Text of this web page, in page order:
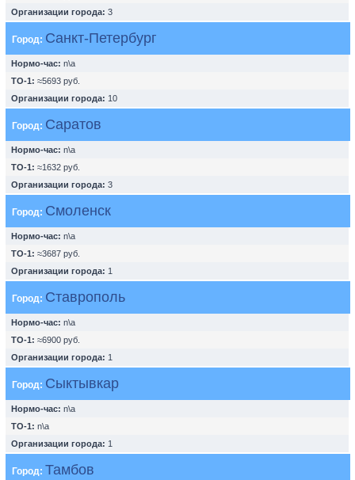
Организации города: 3
Город: Санкт-Петербург
Нормо-час: n\a
ТО-1: ≈5693 руб.
Организации города: 10
Город: Саратов
Нормо-час: n\a
ТО-1: ≈1632 руб.
Организации города: 3
Город: Смоленск
Нормо-час: n\a
ТО-1: ≈3687 руб.
Организации города: 1
Город: Ставрополь
Нормо-час: n\a
ТО-1: ≈6900 руб.
Организации города: 1
Город: Сыктывкар
Нормо-час: n\a
ТО-1: n\a
Организации города: 1
Город: Тамбов